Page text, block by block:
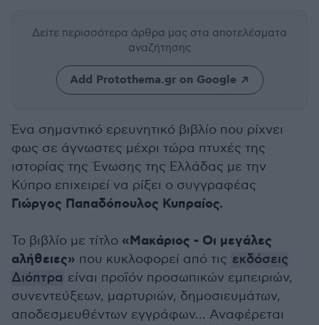
Δείτε περισσότερα άρθρα μας στα αποτελέσματα
αναζήτησης
Add Protothema.gr on Google
Ένα σημαντικό ερευνητικό βιβλίο που ρίχνει
φως σε άγνωστες μέχρι τώρα πτυχές της
ιστορίας της Ένωσης της Ελλάδας με την
Κύπρο επιχειρεί να ρίξει ο συγγραφέας
Γιώργος Παπαδόπουλος Κυπραίος.
Το βιβλίο με τίτλο «Μακάριος - Οι μεγάλες
αλήθειες» που κυκλοφορεί από τις εκδόσεις
Διόπτρα είναι προϊόν προσωπικών εμπειριών,
συνεντεύξεων, μαρτυριών, δημοσιευμάτων,
αποδεσμευθέντων εγγράφων… Αναφέρεται